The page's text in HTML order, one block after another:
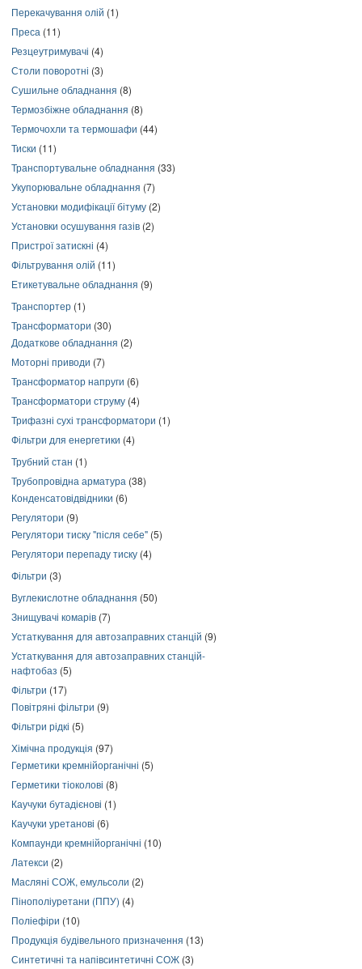
Перекачування олій (1)
Преса (11)
Резцеутримувачі (4)
Столи поворотні (3)
Сушильне обладнання (8)
Термозбіжне обладнання (8)
Термочохли та термошафи (44)
Тиски (11)
Транспортувальне обладнання (33)
Укупорювальне обладнання (7)
Установки модифікації бітуму (2)
Установки осушування газів (2)
Пристрої затискні (4)
Фільтрування олій (11)
Етикетувальне обладнання (9)
Транспортер (1)
Трансформатори (30)
Додаткове обладнання (2)
Моторні приводи (7)
Трансформатор напруги (6)
Трансформатори струму (4)
Трифазні сухі трансформатори (1)
Фільтри для енергетики (4)
Трубний стан (1)
Трубопровідна арматура (38)
Конденсатовідвідники (6)
Регулятори (9)
Регулятори тиску "після себе" (5)
Регулятори перепаду тиску (4)
Фільтри (3)
Вуглекислотне обладнання (50)
Знищувачі комарів (7)
Устаткування для автозаправних станцій (9)
Устаткування для автозаправних станцій-
нафтобаз (5)
Фільтри (17)
Повітряні фільтри (9)
Фільтри рідкі (5)
Хімічна продукція (97)
Герметики кремнійорганічні (5)
Герметики тіоколові (8)
Каучуки бутадієнові (1)
Каучуки уретанові (6)
Компаунди кремнійорганічні (10)
Латекси (2)
Масляні СОЖ, емульсоли (2)
Пінополіуретани (ППУ) (4)
Поліефіри (10)
Продукція будівельного призначення (13)
Синтетичні та напівсинтетичні СОЖ (3)